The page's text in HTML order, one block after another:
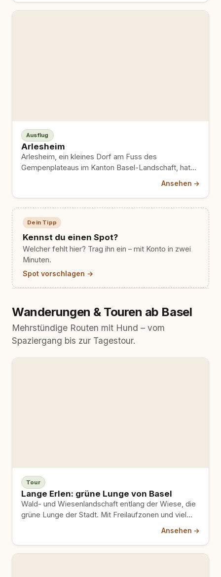
Ausflug
Arlesheim
Arlesheim, ein kleines Dorf am Fuss des
Gempenplateaus im Kanton Basel-Landschaft, hat
Ansehen →
Dein Tipp
Kennst du einen Spot?
Welcher fehlt hier? Trag ihn ein – mit Konto in zwei
Minuten.
Spot vorschlagen →
Wanderungen & Touren ab Basel
Mehrstündige Routen mit Hund – vom
Spaziergang bis zur Tagestour.
Tour
Lange Erlen: grüne Lunge von Basel
Wald- und Wiesenlandschaft entlang der Wiese, die
grüne Lunge der Stadt. Mit Freilaufzonen und viel
Ansehen →